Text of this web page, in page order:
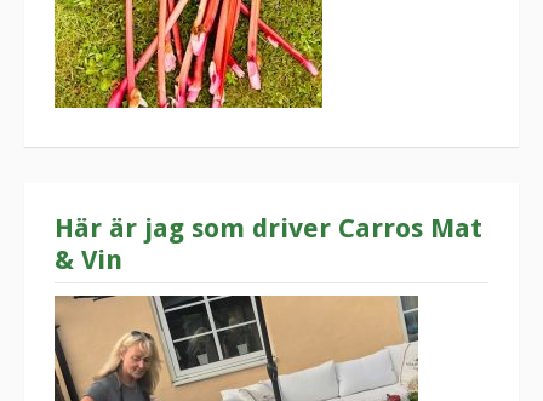
Här är jag som driver Carros Mat
& Vin